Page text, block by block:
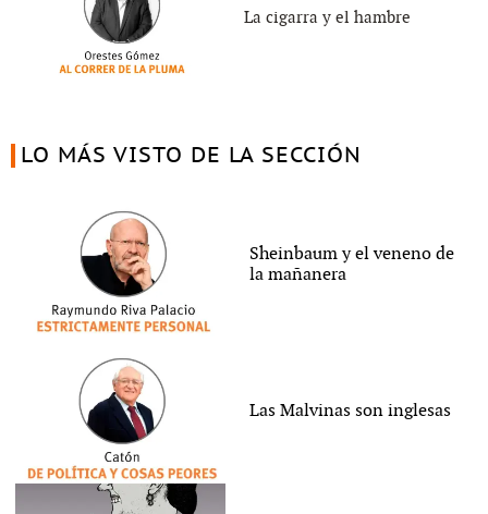
La cigarra y el hambre
LO MÁS VISTO DE LA SECCIÓN
Sheinbaum y el veneno de
la mañanera
Las Malvinas son inglesas